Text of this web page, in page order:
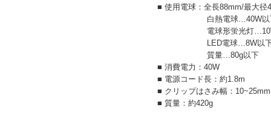
■ 使用電球：全長88mm/最大径
白熱電球…40W以
電球形蛍光灯…10W
LED電球…8W以
質量…80g以下
■ 消費電力：40W
■ 電源コード長：約1.8m
■ クリップはさみ幅：10~25mm
■ 質量：約420g